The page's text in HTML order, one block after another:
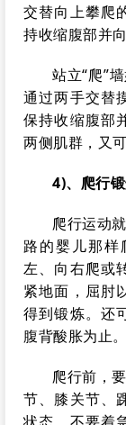
交替向上攀爬
持收缩腹部并
站立“爬”
通过两手交替
保持收缩腹部
两侧肌群，又
4)、爬行
爬行运动
路的婴儿那样
左、向右爬或
紧地面，屈肘
得到锻炼。还
腹背酸胀为止。
爬行前，
节、膝关节、